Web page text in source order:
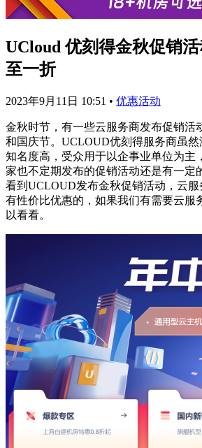
UCloud 优刻得金秋促销
至一折
2023年9月11日 10:51 • 优惠活动
金秋时节，有一些云服务商发布促销活
和国庆节。UCLOUD优刻得服务商虽
知名度高，受众用于以企事业单位为主
家也不定期发布的促销活动还是有一定
看到UCLOUD发布金秋促销活动，云
有性价比优惠的，如果我们有需要云服
以看看。